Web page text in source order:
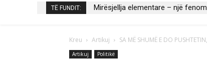
TË FUNDIT: Kedhi i kulakut
Kreu Artikuj SA MË SHUMË E DO
Artikuj Politikë